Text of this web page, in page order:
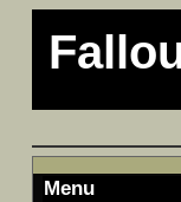
Menu